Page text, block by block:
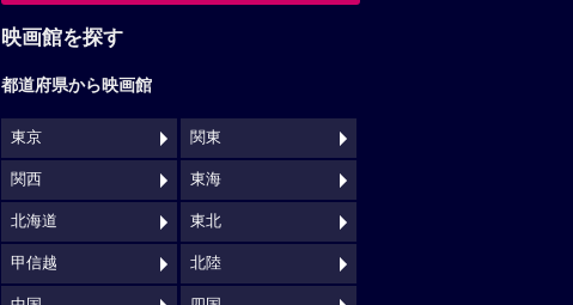
映画館を探す
都道府県から映画館
東京 関東
関西 東海
北海道 東北
甲信越 北陸